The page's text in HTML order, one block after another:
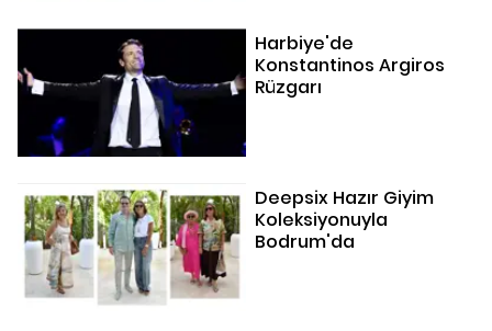
Harbiye'de
Konstantinos Argiros
Rüzgarı
Deepsix Hazır Giyim
Koleksiyonuyla
Bodrum'da